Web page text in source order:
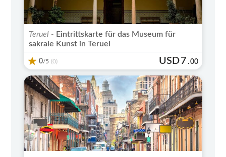
Teruel - Eintrittskarte für das Museum für
sakrale Kunst in Teruel
0/5 (0) USD7 .00